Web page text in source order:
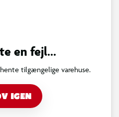
en fejl...
tilgængelige varehuse.
IGEN